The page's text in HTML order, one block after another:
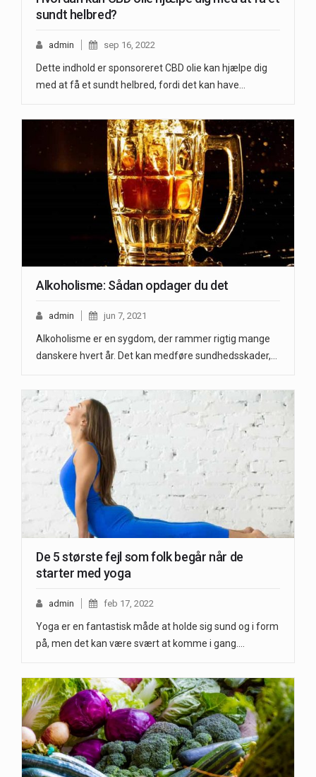
sundt helbred?
admin sep 16, 2022
Dette indhold er sponsoreret CBD olie kan hjælpe dig
med at få et sundt helbred, fordi det kan have…
Alkoholisme: Sådan opdager du det
admin jun 7, 2021
Alkoholisme er en sygdom, der rammer rigtig mange
danskere hvert år. Det kan medføre sundhedsskader,…
De 5 største fejl som folk begår når de
starter med yoga
admin feb 17, 2022
Yoga er en fantastisk måde at holde sig sund og i form
på, men det kan være svært at komme i gang.…